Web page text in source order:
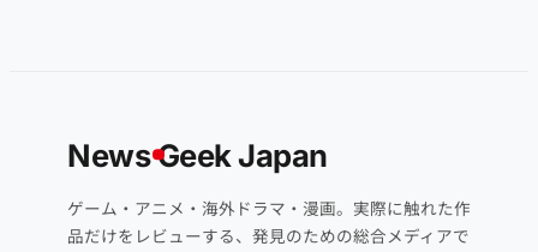
NewsGeek Japan
ゲーム・アニメ・海外ドラマ・漫画。実際に触れた作
品だけをレビューする、発見のための総合メディアで